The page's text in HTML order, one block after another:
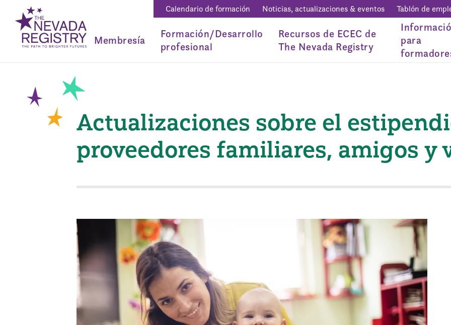
Calendario de formación Noticias, actualizaciones & eventos Tablón de
Membresía
Formación/Desarrollo
profesional
Recursos de ECEC de
The Nevada Registry
para
Actualizaciones sobre el
proveedores familiares, amigos y